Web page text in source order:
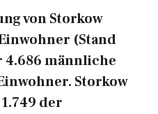
von Storkow
(Stand
4.686 männliche
Storkow
der